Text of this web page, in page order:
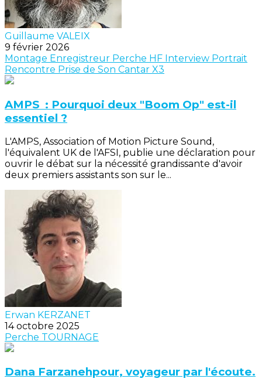
Guillaume VALEIX
9 février 2026
Montage Enregistreur Perche HF Interview Portrait
Rencontre Prise de Son Cantar X3
AMPS : Pourquoi deux "Boom Op" est-il
essentiel ?
L'AMPS, Association of Motion Picture Sound,
l'équivalent UK de l'AFSI, publie une déclaration pour
ouvrir le débat sur la nécessité grandissante d'avoir
deux premiers assistants son sur le...
Erwan KERZANET
14 octobre 2025
Perche TOURNAGE
Dana Farzanehpour, voyageur par l'écoute.